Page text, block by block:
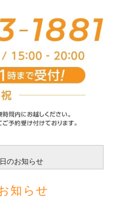
のお知らせ
知らせ